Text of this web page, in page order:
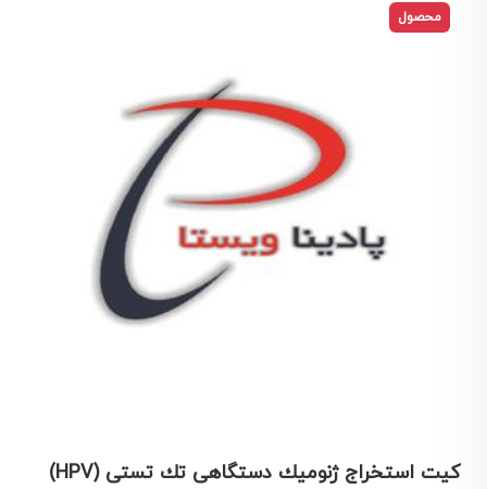
محصول
كيت استخراج ژنوميك دستگاهی تك تستی (HPV)